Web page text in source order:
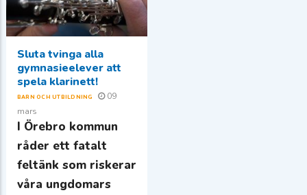
Sluta tvinga alla
gymnasieelever att
spela klarinett!
BARN OCH UTBILDNING
09
mars
I Örebro kommun
råder ett fatalt
feltänk som riskerar
våra ungdomars